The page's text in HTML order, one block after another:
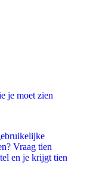
je moet zien
Vraag tien
en je krijgt tien